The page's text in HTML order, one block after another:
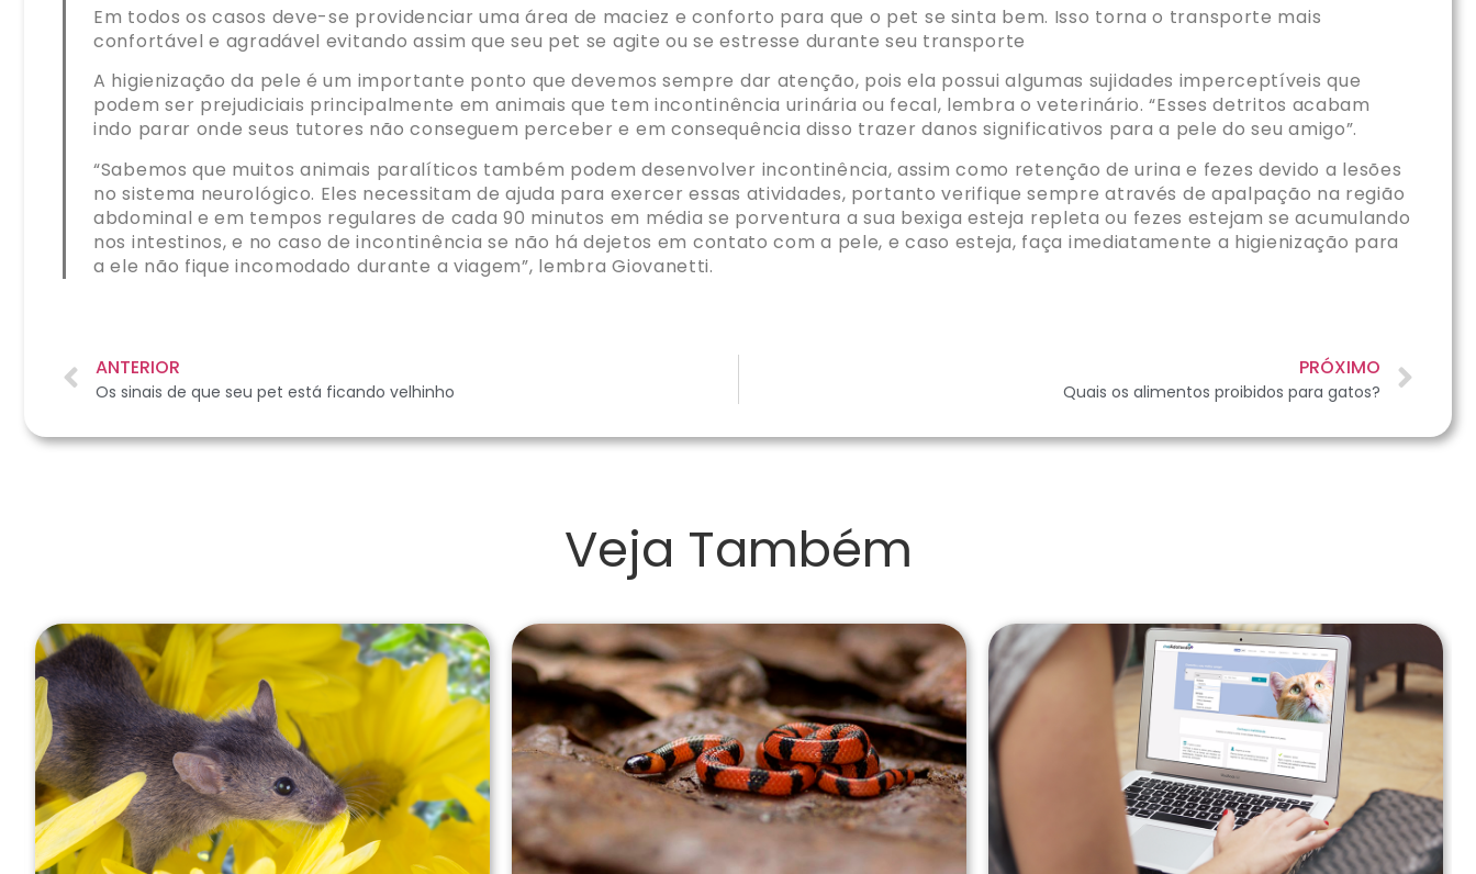
Em todos os casos deve-se providenciar uma área de maciez e conforto para que o pet se sinta bem. Isso torna o transporte mais
confortável e agradável evitando assim que seu pet se agite ou se estresse durante seu transporte
A higienização da pele é um importante ponto que devemos sempre dar atenção, pois ela possui algumas sujidades imperceptíveis que
podem ser prejudiciais principalmente em animais que tem incontinência urinária ou fecal, lembra o veterinário. “Esses detritos acabam
indo parar onde seus tutores não conseguem perceber e em consequência disso trazer danos significativos para a pele do seu amigo”.
“Sabemos que muitos animais paralíticos também podem desenvolver incontinência, assim como retenção de urina e fezes devido a lesões
no sistema neurológico. Eles necessitam de ajuda para exercer essas atividades, portanto verifique sempre através de apalpação na região
abdominal e em tempos regulares de cada 90 minutos em média se porventura a sua bexiga esteja repleta ou fezes estejam se acumulando
nos intestinos, e no caso de incontinência se não há dejetos em contato com a pele, e caso esteja, faça imediatamente a higienização para
a ele não fique incomodado durante a viagem”, lembra Giovanetti.
ANTERIOR
Os sinais de que seu pet está ficando velhinho
PRÓXIMO
Quais os alimentos proibidos para gatos?
Veja Também